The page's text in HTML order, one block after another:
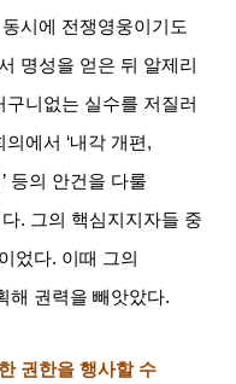
시에 전쟁영웅이기도
명성을 얻은 뒤 알제리
니없는 실수를 저질러
의에서 ‘내각 개편,
’ 등의 안건을 다룰
. 그의 핵심지지자들 중
었다. 이때 그의
해 권력을 빼앗았다.
권한을 행사할 수